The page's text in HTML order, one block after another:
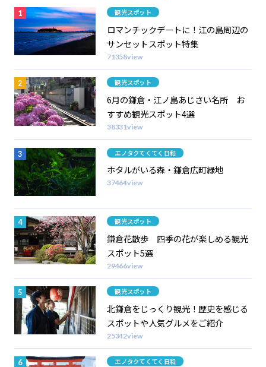
ロマンチックデートに！江の島周辺の
サンセットスポット特集
71358view
カテゴリー
観光スポット
6月の鎌倉・江ノ島あじさい名所 お
すすめ観光スポット4選
38331view
カテゴリー
観光スポット
ホタルがいる森・鎌倉広町緑地
37464view
カテゴリー
エノタクてくてく日和
鎌倉花散歩 四季の花が楽しめる観光
スポット5選
29466view
カテゴリー
観光スポット
北鎌倉をじっくり観光！歴史を感じる
スポットや人気グルメをご紹介
25342view
カテゴリー
観光スポット
カテゴリー
エノタクてくてく日和